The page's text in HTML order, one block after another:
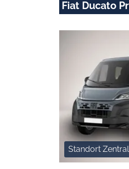
Fiat Ducato
Standort